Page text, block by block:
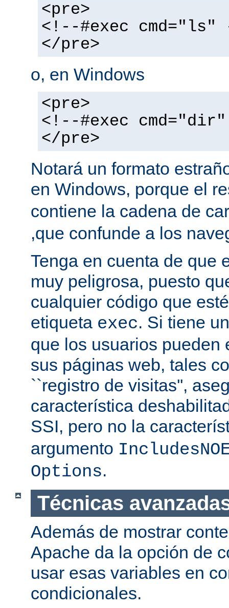
<pre>
<!--#exec cmd="ls"
</pre>
o, en Windows
<pre>
<!--#exec
</pre>
Notará un formato
en Windows, porque el
contiene la cadena de
,que confunde a los
Tenga en cuenta de que
muy peligrosa, puesto
cualquier código que
etiqueta exec. Si tiene
que los usuarios pueden
sus páginas web, tales
``registro de visitas'',
característica
SSI, pero no la
argumento
Options.
Técnicas
Además de mostrar
Apache da la opción de
usar esas variables en
condicionales.